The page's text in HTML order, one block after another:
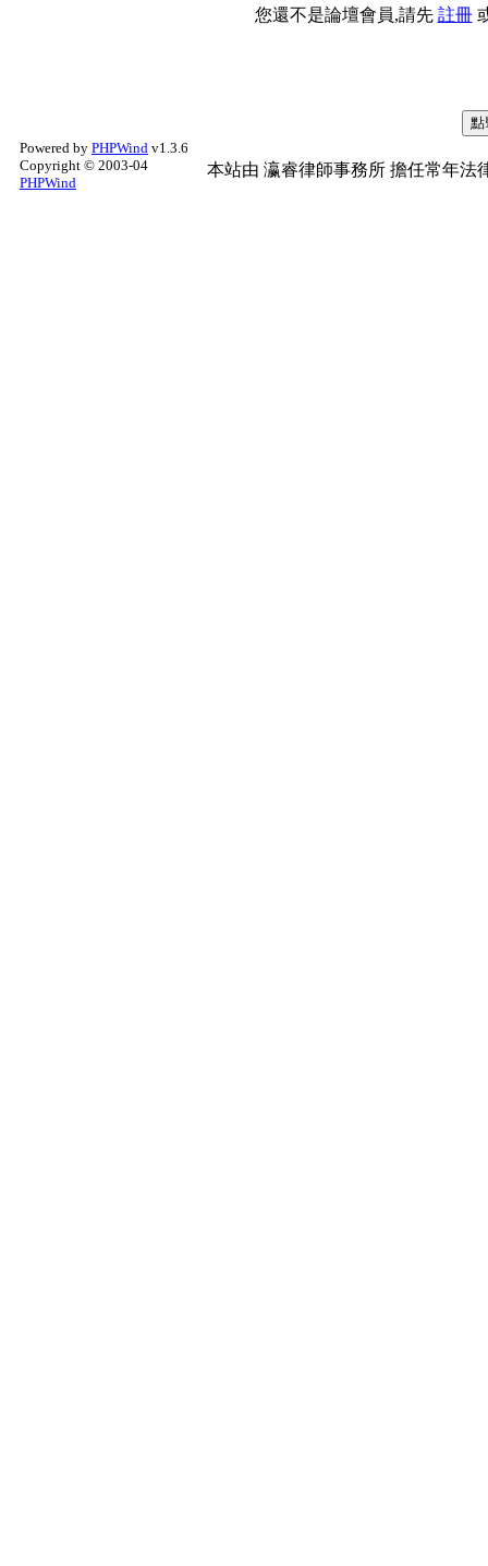
您還不是論壇會員,請先 註冊
Powered by PHPWind v1.3.6
Copyright © 2003-04
PHPWind
本站由 瀛睿律師事務所 擔任常年法